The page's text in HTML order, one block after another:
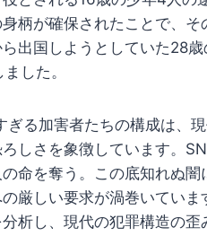
柄が確保されたことで、そ
出国しようとしていた28歳
した。
る加害者たちの構成は、
しさを象徴しています。
命を奪う。この底知れぬ闇
厳しい要求が渦巻いていま
析し、現代の犯罪構造の歪